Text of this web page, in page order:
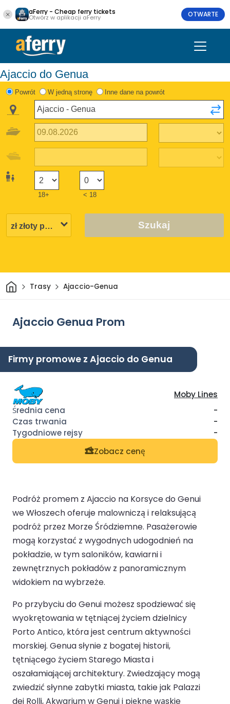
aFerry - Cheap ferry tickets
Otwórz w aplikacji aFerry OTWARTE
Ajaccio do Genua
Powrót W jedną stronę Inne dane na powrót
18+ < 18
Szukaj
DomTrasy Ajaccio-Genua
Ajaccio Genua Prom
Firmy promowe z Ajaccio do Genua
Moby Lines
-
-
-
Zobacz cenę
Podróż promem z Ajaccio na Korsyce do Genui
we Włoszech oferuje malowniczą i relaksującą
podróż przez Morze Śródziemne. Pasażerowie
mogą korzystać z wygodnych udogodnień na
pokładzie, w tym saloników, kawiarni i
zewnętrznych pokładów z panoramicznym
widokiem na wybrzeże.
Po przybyciu do Genui możesz spodziewać się
wyokrętowania w tętniącej życiem dzielnicy
Porto Antico, która jest centrum aktywności
morskiej. Genua słynie z bogatej historii,
tętniącego życiem Starego Miasta i
oszałamiającej architektury. Zwiedzający mogą
zwiedzić słynne zabytki miasta, takie jak Palazzi
dei Rolli, Akwarium w Genui i piękne wąskie